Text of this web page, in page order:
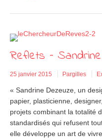
Reflets –
25 janvier 2015 Pargilles
« Sandrine Dezeuze, un
papier, plasticienne,
projets combinant la totalité
standardisés qui refusent
elle développe un art de